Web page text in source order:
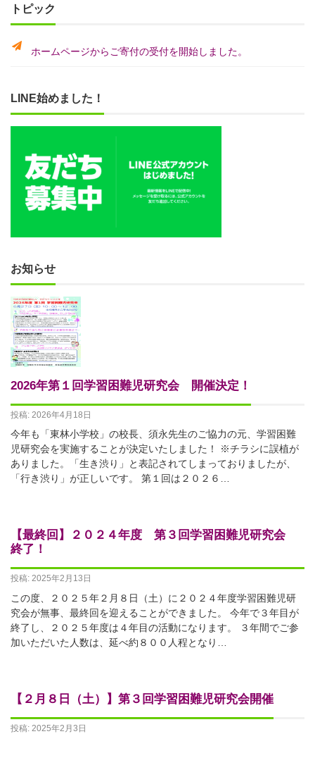
トピック
ホームページからご寄付の受付を開始しました。
LINE始めました！
お知らせ
2026年第１回学習困難児研究会 開催決定！
投稿: 2026年4月18日
今年も「東林小学校」の校長、須永先生のご協力の元、学習困難
児研究会を実施することが決定いたしました！ ※チラシに誤植が
ありました。「生き渋り」と表記されてしまっておりましたが、
「行き渋り」が正しいです。 第１回は２０２６…
【最終回】２０２４年度 第３回学習困難児研究会
終了！
投稿: 2025年2月13日
この度、２０２５年２月８日（土）に２０２４年度学習困難児研
究会が無事、最終回を迎えることができました。 今年で３年目が
終了し、２０２５年度は４年目の活動になります。 ３年間でご参
加いただいた人数は、延べ約８００人程となり…
【２月８日（土）】第３回学習困難児研究会開催
投稿: 2025年2月3日